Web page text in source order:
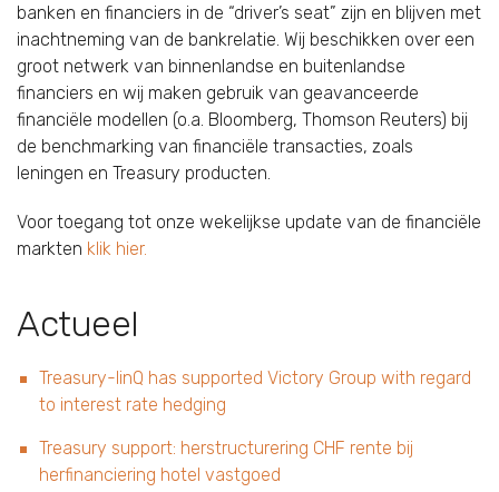
banken en financiers in de “driver’s seat” zijn en blijven met
inachtneming van de bankrelatie. Wij beschikken over een
groot netwerk van binnenlandse en buitenlandse
financiers en wij maken gebruik van geavanceerde
financiële modellen (o.a. Bloomberg, Thomson Reuters) bij
de benchmarking van financiële transacties, zoals
leningen en Treasury producten.
Voor toegang tot onze wekelijkse update van de financiële
markten klik hier.
Actueel
Treasury-linQ has supported Victory Group with regard
to interest rate hedging
Treasury support: herstructurering CHF rente bij
herfinanciering hotel vastgoed